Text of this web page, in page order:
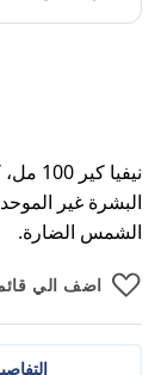
البشرة غير
الشمس الضارة.
اضف الي